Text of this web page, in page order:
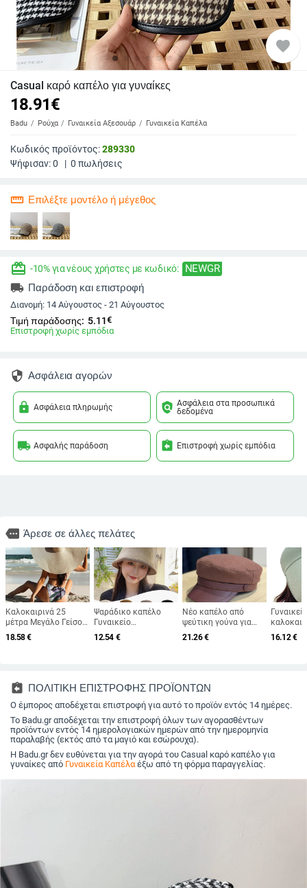
favorite
Casual καρό καπέλο για γυναίκες
18.91€
Badu Ρούχα Γυναικεία Αξεσουάρ Γυναικεία Καπέλα
Κωδικός προϊόντος:289330
Ψήφισαν:0 | 0 πωλήσεις
straighten Επιλέξτε μοντέλο ή μέγεθος
redeem -10% για νέους χρήστες με κωδικό: NEWGR
local_shipping Παράδοση και επιστροφή
Διανομή: 14 Αύγουστος - 21 Αύγουστος
Τιμή παράδοσης: 5.11€
Επιστροφή χωρίς εμπόδια
security Ασφάλεια αγορών
lock Ασφάλεια πληρωμής policy Ασφάλεια στα προσωπικά
δεδομένα
local_shipping Ασφαλής παράδοση assignment_return Επιστροφή χωρίς εμπόδια
more Άρεσε σε άλλες πελάτες
Καλοκαιρινά 25
μέτρα Μεγάλο Γείσο
Πτυσσόμενα Καπέλα
Παραλίας Γυναικεία
Dropshipping
18.58€
Ψαράδικο καπέλο
Γυναικείο
φθινόπωρο/
χειμωνιάτικο
κουβά Ζεστό και
μοντέρνο καπέλο
χρώματος μπλοκ
12.54 €
Νέο καπέλο από
ψεύτικη γούνα για
γυναίκες,
φθινοπωρινό και
καπέλο με επίπεδη
κορυφή για
λογοτεχνικά ταξίδια
21.26€
με
16.12€
assignment_return ΠΟΛΙΤΙΚΗ ΕΠΙΣΤΡΟΦΗΣ ΠΡΟΪΟΝΤΩΝ
Ο έμπορος αποδέχεται επιστροφή για αυτό το προϊόν εντός 14 ημέρες.
Το Badu.gr αποδέχεται την επιστροφή όλων των αγορασθέντων
προϊόντων εντός 14 ημερολογιακών ημερών από την ημερομηνία
παραλαβής (εκτός από τα μαγιό και εσώρουχα).
Η Badu.gr δεν ευθύνεται για την αγορά του Casual καρό καπέλο για
γυναίκες από Γυναικεία Καπέλαέξω από τη φόρμα παραγγελίας.